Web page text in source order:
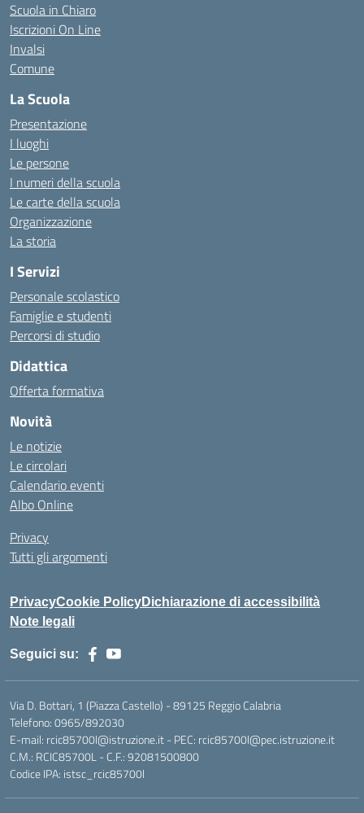
Scuola in Chiaro
Iscrizioni On Line
Invalsi
Comune
La Scuola
Presentazione
I luoghi
Le persone
I numeri della scuola
Le carte della scuola
Organizzazione
La storia
I Servizi
Personale scolastico
Famiglie e studenti
Percorsi di studio
Didattica
Offerta formativa
Novità
Le notizie
Le circolari
Calendario eventi
Albo Online
Privacy
Tutti gli argomenti
PrivacyCookie PolicyDichiarazione di accessibilità
Note legali
Seguici su:
Via D. Bottari, 1 (Piazza Castello) - 89125 Reggio Calabria
Telefono: 0965/892030
E-mail: rcic85700l@istruzione.it - PEC: rcic85700l@pec.istruzione.it
C.M.: RCIC85700L - C.F.: 92081500800
Codice IPA: istsc_rcic85700l